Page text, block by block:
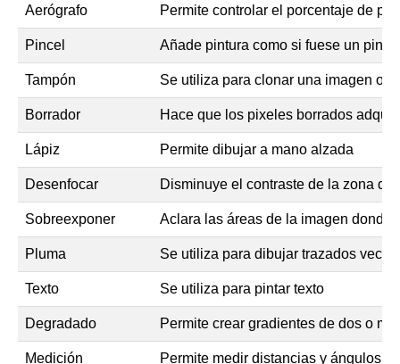
Aerógrafo Permite controlar el porcentaje de
Pincel Añade pintura como si fuese un
Tampón Se utiliza para clonar una imagen o
Borrador Hace que los pixeles borrados
Lápiz Permite dibujar a mano alzada
Desenfocar Disminuye el contraste de la zona
Sobreexponer Aclara las áreas de la imagen donde
Pluma Se utiliza para dibujar trazados
Texto Se utiliza para pintar texto
Degradado Permite crear gradientes de dos o
Medición Permite medir distancias y ángulos